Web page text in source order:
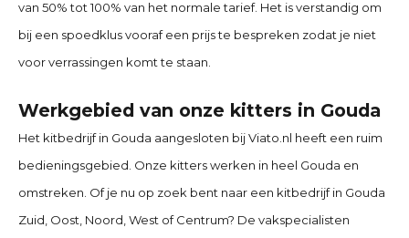
van 50% tot 100% van het normale tarief. Het is verstandig om
bij een spoedklus vooraf een prijs te bespreken zodat je niet
voor verrassingen komt te staan.
Werkgebied van onze kitters in Gouda
Het kitbedrijf in Gouda aangesloten bij Viato.nl heeft een ruim
bedieningsgebied. Onze kitters werken in heel Gouda en
omstreken. Of je nu op zoek bent naar een kitbedrijf in Gouda
Zuid, Oost, Noord, West of Centrum? De vakspecialisten